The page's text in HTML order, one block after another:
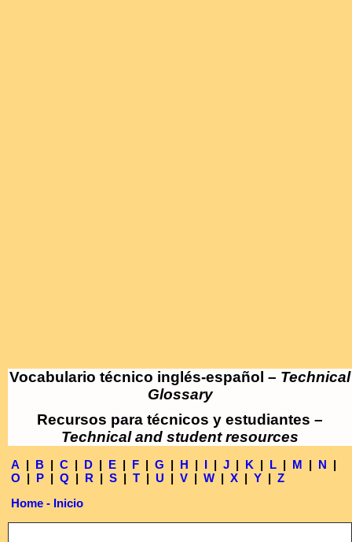
Vocabulario técnico inglés-español – Technical
Glossary
Recursos para técnicos y estudiantes –
Technical and student resources
A | B | C | D | E | F | G | H | I | J | K | L | M | N |
O | P | Q | R | S | T | U | V | W | X | Y | Z
Home - Inicio